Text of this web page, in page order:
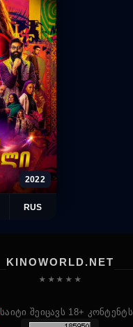
2022
RUS
KINOWORLD.NET
★ ★ ★ ★ ★
საიტი შეიცავს 18+ კონტენტს